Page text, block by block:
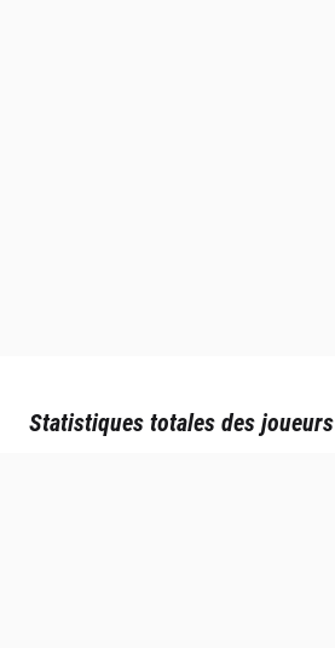
Statistiques totales des joueurs